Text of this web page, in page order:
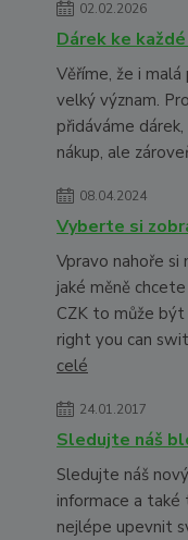
02.02.2026
Dárek ke
Věříme, že i
velký význam.
přidáváme
nákup, ale
08.04.2024
Vyberte si
Vpravo nahoře
jaké měně
CZK to může
right you can
celé
24.01.2017
Sledujte náš
Sledujte náš
informace a také
nejlépe upevnit